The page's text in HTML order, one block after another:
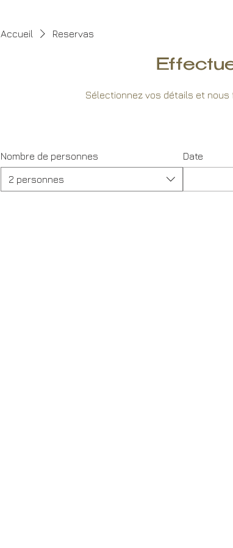
Accueil Reservas
Sélectionnez vos détails et
Nombre de personnes
2 personnes
Date